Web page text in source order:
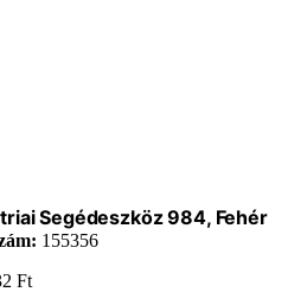
Segédeszköz 984, Fehér
155356
Ft